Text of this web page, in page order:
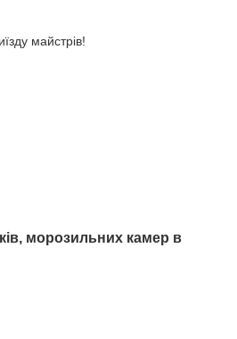
майстрів!
морозильних камер в